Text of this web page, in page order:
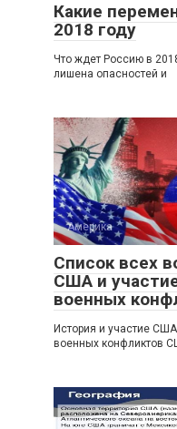
Какие
2018 году
Что ждет Россию в
лишена опасностей и
Америка
Список всех
США и
военных
История и участие
военных конфликтов